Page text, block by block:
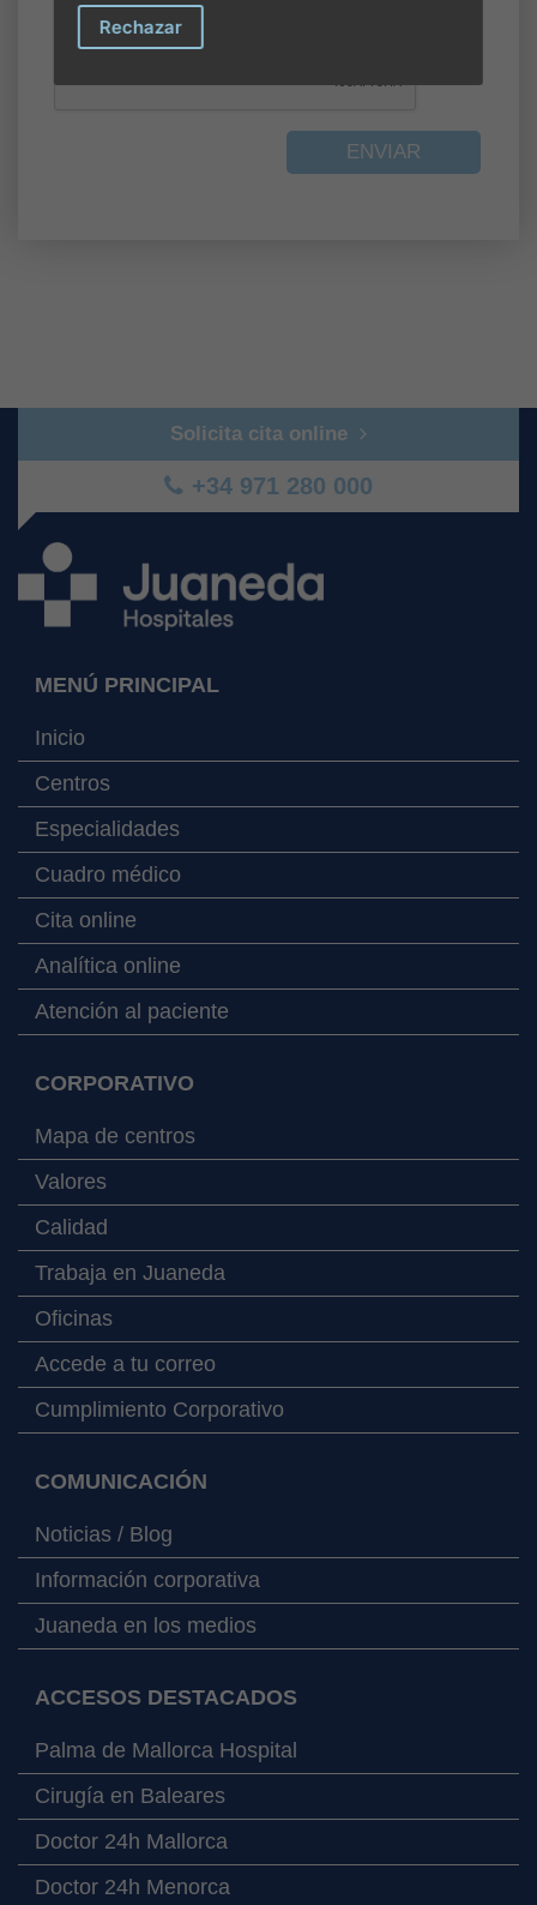
ENVIAR
Solicita cita online
+34 971 280 000
MENÚ PRINCIPAL
Inicio
Centros
Especialidades
Cuadro médico
Cita online
Analítica online
Atención al paciente
CORPORATIVO
Mapa de centros
Valores
Calidad
Trabaja en Juaneda
Oficinas
Accede a tu correo
Cumplimiento Corporativo
COMUNICACIÓN
Noticias / Blog
Información corporativa
Juaneda en los medios
ACCESOS DESTACADOS
Palma de Mallorca Hospital
Cirugía en Baleares
Doctor 24h Mallorca
Doctor 24h Menorca
Rechazar